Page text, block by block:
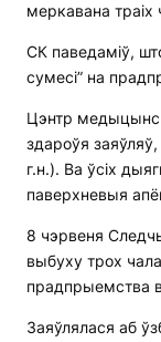
меркавана траіх
СК паведаміў,
сумесі” на
Цэнтр
здароўя
г.н.). Ва ўсіх
паверхневыя
8 чэрвеня
выбуху трох
прадпрыемства
Заяўлялася аб